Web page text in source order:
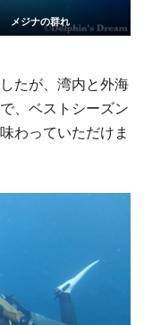
メジナの群れ
たが、湾内と外海
、ベストシーズン
わっていただけま